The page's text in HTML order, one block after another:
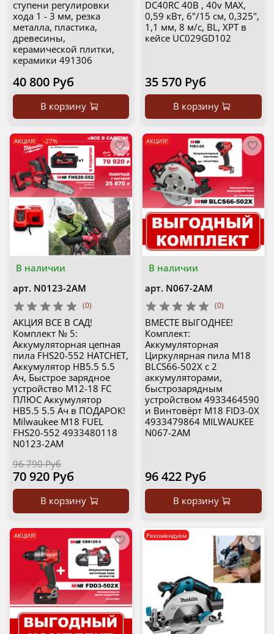
ступени регулировки
хода 1 - 3 мм, резка
металла, пластика,
древесины,
керамической плитки,
керамики 491306
40 800 Руб
В корзину
DC40RС 40В , 40v MAX,
0,59 кВт, 6"/15 см, 0,325",
1,1 мм, 8 м/с, BL, XPT в
кейсе UC029GD102
35 570 Руб
В корзину
В наличии
АКЦИЯ! -27%
арт. N0123-2AM
(0)
АКЦИЯ ВСЕ В САД!
Комплект № 5:
Аккумуляторная цепная
пила FHS20-552 HATCHET,
Аккумулятор HB5.5 5.5
Ач, Быстрое зарядное
устройство M12-18 FC
ПЛЮС Аккумулятор
HB5.5 5.5 Ач в ПОДАРОК!
Milwaukee M18 FUEL
FHS20-552 4933480118
N0123-2AM
96 790 Руб
70 920 Руб
В корзину
В наличии
АКЦИЯ!
арт. N067-2AM
(0)
ВМЕСТЕ ВЫГОДНЕЕ!
Комплект:
Аккумуляторная
Циркулярная пила M18
BLCS66-502X с 2
аккумуляторами,
быстрозарядным
устройством 4933464590
и Винтовёрт M18 FID3-0X
4933479864 MILWAUKEE
N067-2AM
96 422 Руб
В корзину
АКЦИЯ! Рекомендуем